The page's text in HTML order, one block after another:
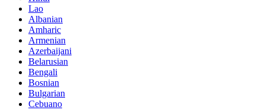
Lao
Albanian
Amharic
Armenian
Azerbaijani
Belarusian
Bengali
Bosnian
Bulgarian
Cebuano